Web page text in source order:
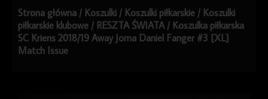
Strona główna / Koszulki / Koszulki piłkarskie / Koszulki
piłkarskie klubowe / RESZTA ŚWIATA / Koszulka piłkarska
SC Kriens 2018/19 Away Joma Daniel Fanger #3 [XL]
Match Issue